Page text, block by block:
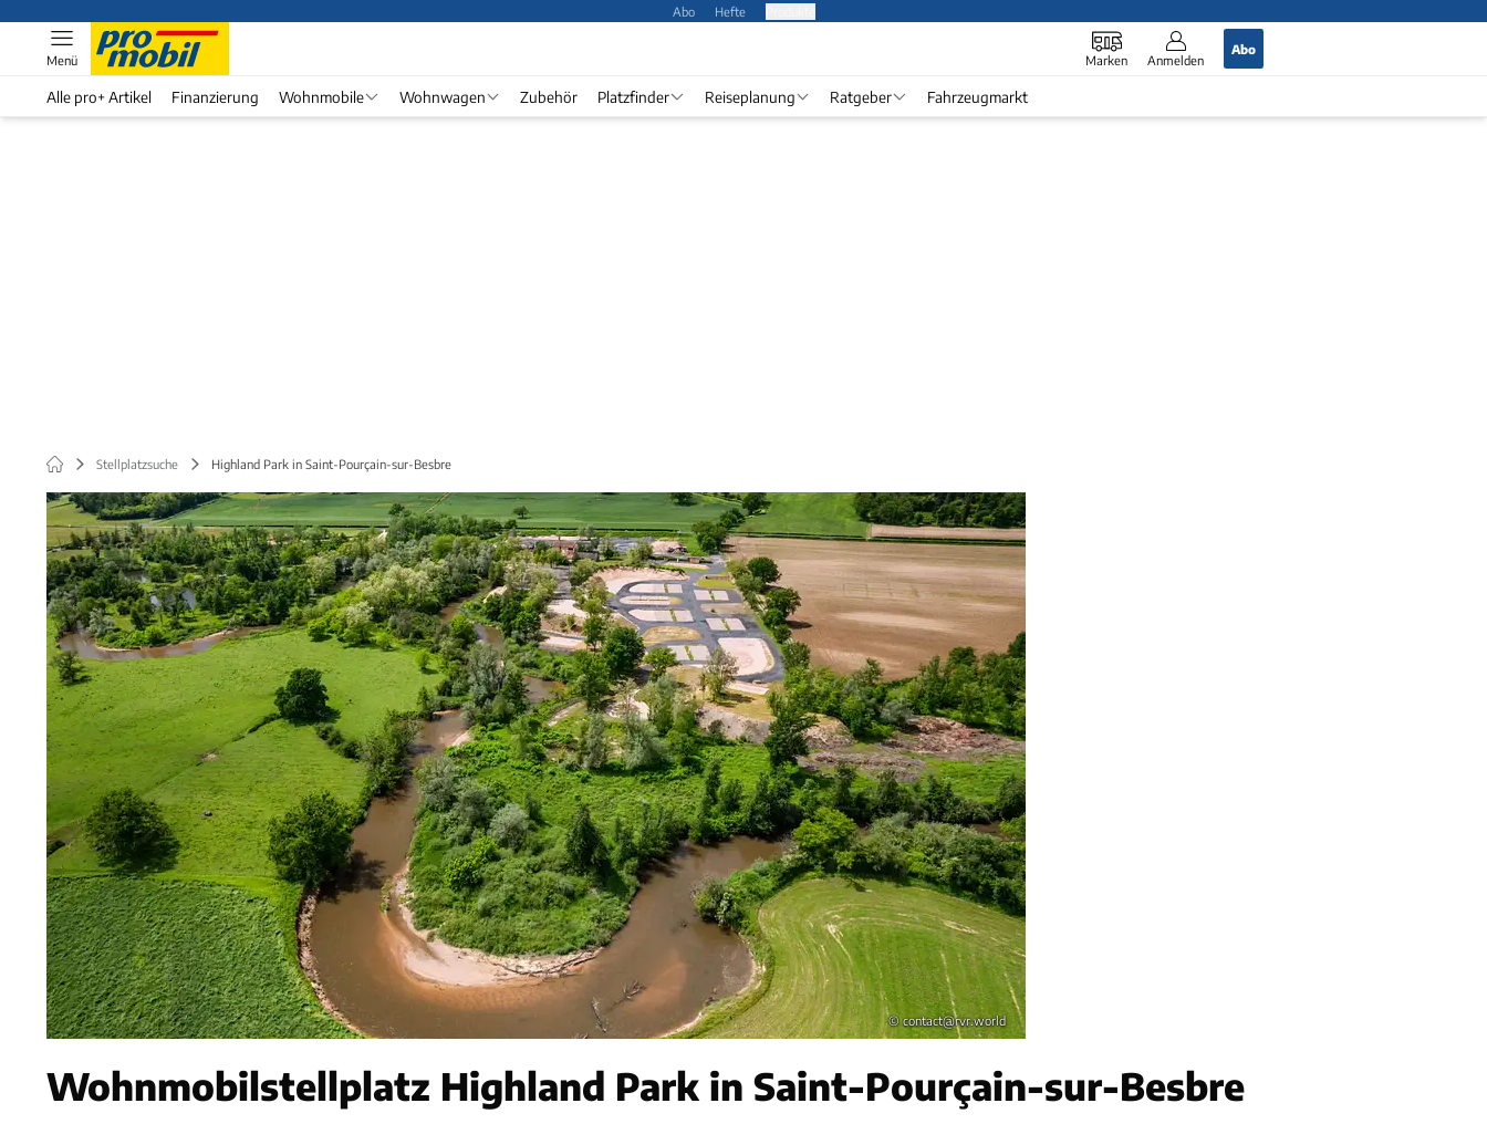
Abo Hefte
Marken Anmelden
Abo
Menü
Alle pro+ Artikel Finanzierung Wohnmobile Wohnwagen Zubehör Platzfinder Reiseplanung Ratgeber Fahrzeugmarkt
Stellplatzsuche Highland Park in Saint-Pourçain-sur-Besbre
© contact@rvr.world
Wohnmobilstellplatz Highland Park in Saint-Pourçain-sur-Besbre